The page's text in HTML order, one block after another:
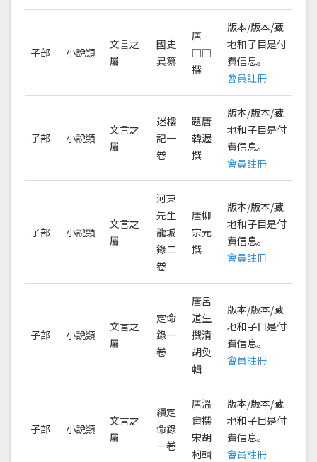
子部 小說類
文言之
屬
國史
異纂
唐
□□
撰
版本/版本/藏
地和子目是付
費信息。
會員註冊
子部 小說類
文言之
屬
迷樓
記一
卷
題唐
韓渥
撰
版本/版本/藏
地和子目是付
費信息。
會員註冊
子部 小說類
文言之
屬
河東
先生
龍城
錄二
卷
唐柳
宗元
撰
版本/版本/藏
地和子目是付
費信息。
會員註冊
子部 小說類
文言之
屬
定命
錄一
卷
唐呂
道生
撰清
胡奐
輯
版本/版本/藏
地和子目是付
費信息。
會員註冊
子部 小說類
文言之
屬
續定
命錄
一卷
唐溫
畬撰
宋胡
柯輯
版本/版本/藏
地和子目是付
費信息。
會員註冊